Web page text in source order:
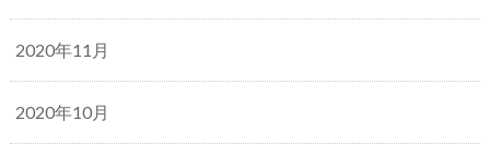
2020年11月
2020年10月